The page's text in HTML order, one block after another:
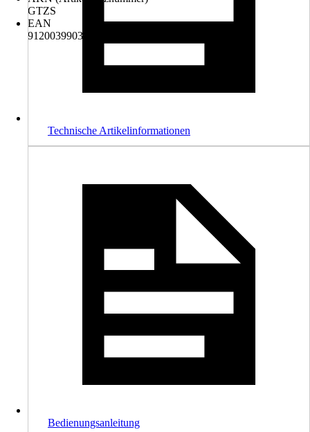
GTZS
EAN
9120039903927
Technische Artikelinformationen
Bedienungsanleitung